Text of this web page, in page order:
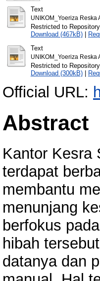
Text
UNIKOM_Yoeriza Reska
Restricted to
Download (467kB)|
Text
UNIKOM_Yoeriza
Restricted to
Download (300kB)|
Official URL:
Abstract
Kantor Kesra
terdapat
membantu
menunjang
berfokus
hibah
datanya dan